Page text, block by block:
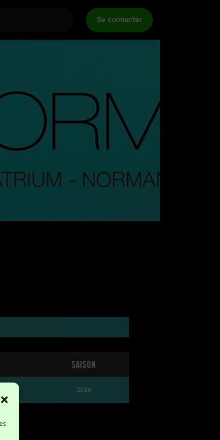
Se connecter
Saison
2026